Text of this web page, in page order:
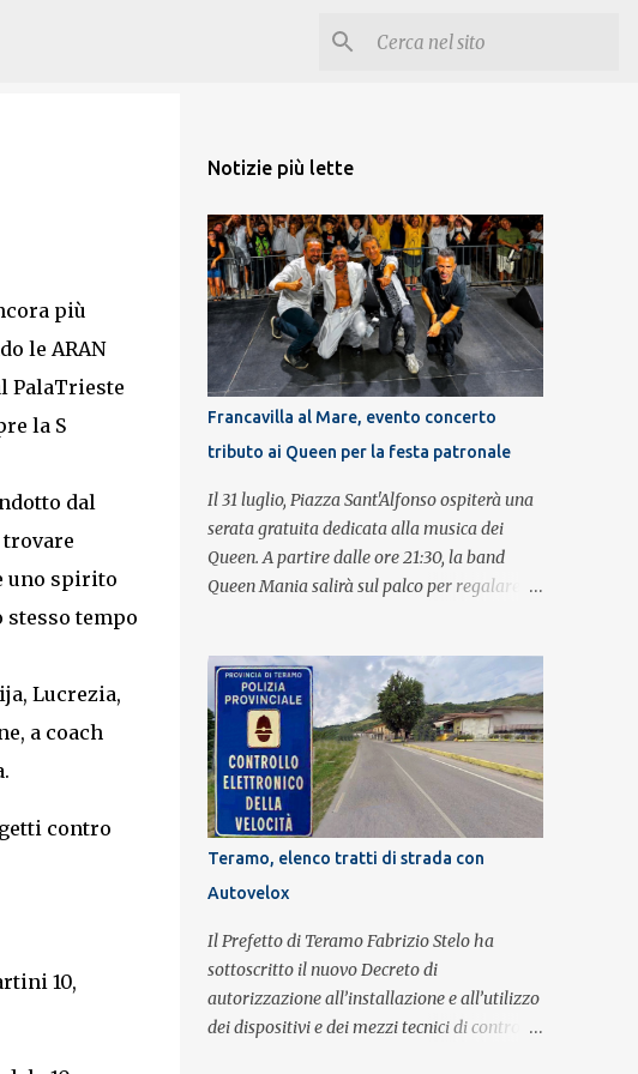
più
le ARAN
PalaTrieste
la S
dal
uno spirito
stesso tempo
Lucrezia,
a coach
contro
10,
Notizie più lette
Francavilla al Mare, evento concerto
tributo ai Queen per la festa patronale
Il 31 luglio, Piazza Sant'Alfonso ospiterà una
serata gratuita dedicata alla musica dei
Queen. A partire dalle ore 21:30, la band
Queen Mania salirà sul palco per regalare al
britannica. Nati nel 2007 e riconosciuti come
l'omaggio definitivo alla leggenda dei
Queen, i componenti della band portano
avanti con grande successo la passione e
l'energia del celebre gruppo. Lo spettacolo si
inserisce nell'ambito dei festeggiamenti in
onore di Sant'Alfonso, il santo patrono della
città. La formazione sul palco è composta da
Simone Fortuna alla batteria e voce, Fabrizio
Palermo al basso e voce, Tiziano Giampieri
alla chitarra e voce, e Salvo Vinci alla voce.
Salvo Vinci è la voce scelta direttamente da
Brian May e Roger Taylor per il musical We
Teramo, elenco tratti di strada con
Autovelox
Il Prefetto di Teramo Fabrizio Stelo ha
sottoscritto il nuovo Decreto di
autorizzazione all’installazione e all’utilizzo
dei dispositivi e dei mezzi tecnici di controllo